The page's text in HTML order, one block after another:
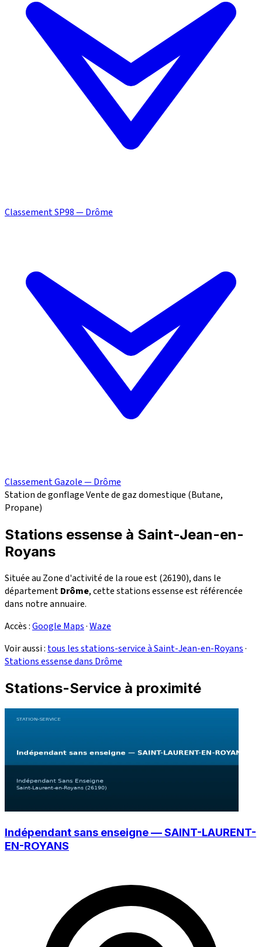
Classement SP98 — Drôme
Classement Gazole — Drôme
Station de gonflageVente de gaz domestique (Butane,
Propane)
Stations essense à Saint-Jean-en-
Royans
Située au Zone d'activité de la roue est (26190), dans le
départementDrôme, cette stations essense est référencée
dans notre annuaire.
Accès :Google Maps·Waze
Voir aussi : tous les stations-service à Saint-Jean-en-Royans·
Stations essense dans Drôme
Stations-Service à proximité
Indépendant sans enseigne — SAINT-LAURENT-
EN-ROYANS